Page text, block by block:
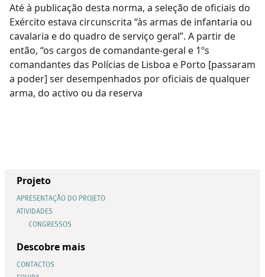
Até à publicação desta norma, a seleção de oficiais do
Exército estava circunscrita “às armas de infantaria ou
cavalaria e do quadro de serviço geral”. A partir de
então, “os cargos de comandante-geral e 1ºs
comandantes das Polícias de Lisboa e Porto [passaram
a poder] ser desempenhados por oficiais de qualquer
arma, do activo ou da reserva
Projeto
APRESENTAÇÃO DO PROJETO
ATIVIDADES
CONGRESSOS
Descobre mais
CONTACTOS